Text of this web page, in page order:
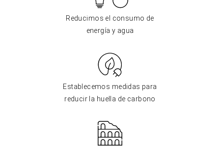
Reducimos el consumo de
energía y agua
Establecemos medidas para
reducir la huella de carbono